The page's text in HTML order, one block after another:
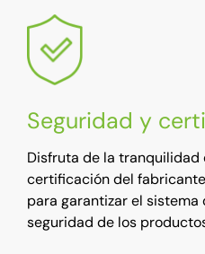
Seguridad y
Disfruta de la tranquilidad
certificación del fabricante
para garantizar el sistema
seguridad de los